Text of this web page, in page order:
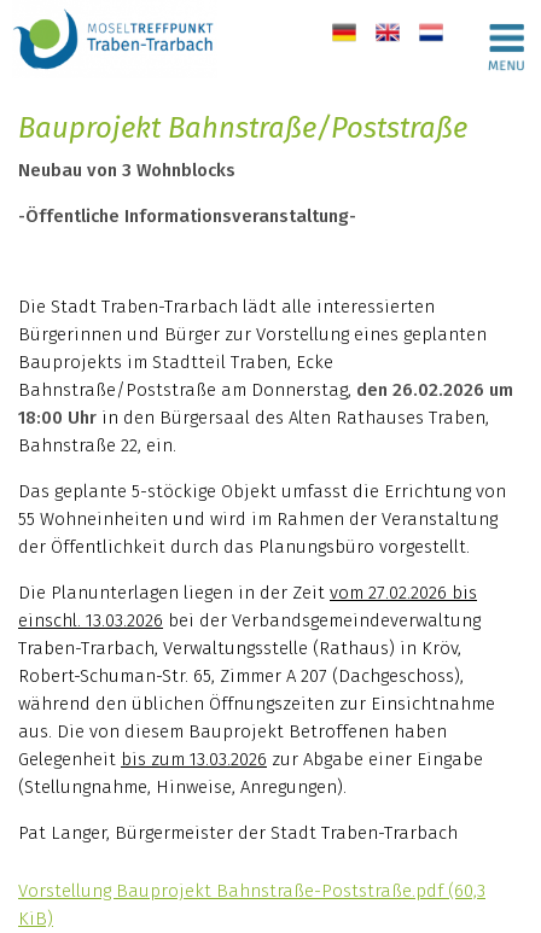
de en nl
Bauprojekt Bahnstraße/Poststraße
Neubau von 3 Wohnblocks
-Öffentliche Informationsveranstaltung-
Die Stadt Traben-Trarbach lädt alle interessierten
Bürgerinnen und Bürger zur Vorstellung eines geplanten
Bauprojekts im Stadtteil Traben, Ecke
Bahnstraße/Poststraße am Donnerstag, den 26.02.2026 um
18:00 Uhr in den Bürgersaal des Alten Rathauses Traben,
Bahnstraße 22, ein.
Das geplante 5-stöckige Objekt umfasst die Errichtung von
55 Wohneinheiten und wird im Rahmen der Veranstaltung
der Öffentlichkeit durch das Planungsbüro vorgestellt.
Die Planunterlagen liegen in der Zeit vom 27.02.2026 bis
einschl. 13.03.2026 bei der Verbandsgemeindeverwaltung
Traben-Trarbach, Verwaltungsstelle (Rathaus) in Kröv,
Robert-Schuman-Str. 65, Zimmer A 207 (Dachgeschoss),
während den üblichen Öffnungszeiten zur Einsichtnahme
aus. Die von diesem Bauprojekt Betroffenen haben
Gelegenheit bis zum 13.03.2026 zur Abgabe einer Eingabe
(Stellungnahme, Hinweise, Anregungen).
Pat Langer, Bürgermeister der Stadt Traben-Trarbach
Vorstellung Bauprojekt Bahnstraße-Poststraße.pdf (60,3
KiB)